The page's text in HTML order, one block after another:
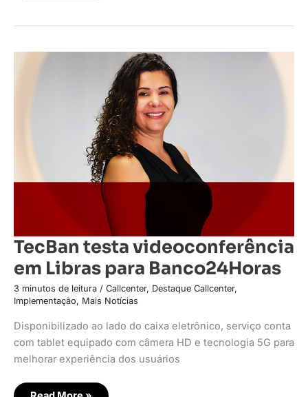
TecBan testa videoconferência
em Libras para Banco24Horas
3 minutos de leitura / Callcenter, Destaque Callcenter,
Implementação, Mais Notícias
Disponibilizado ao lado do caixa eletrônico, serviço conta
com tablet equipado com câmera HD e tecnologia 5G para
melhorar experiência dos usuários
TecBan
videoconferência
Banco24Horas